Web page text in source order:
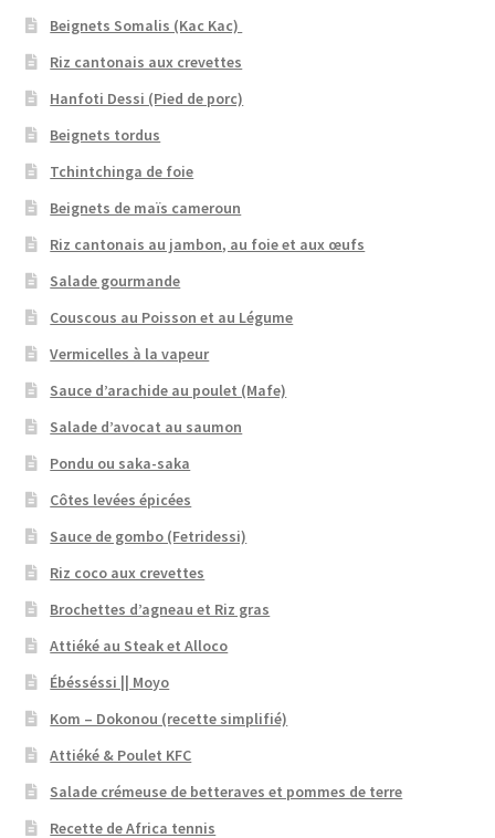
Beignets Somalis (Kac Kac)
Riz cantonais aux crevettes
Hanfoti Dessi (Pied de porc)
Beignets tordus
Tchintchinga de foie
Beignets de maïs cameroun
Riz cantonais au jambon, au foie et aux œufs
Salade gourmande
Couscous au Poisson et au Légume
Vermicelles à la vapeur
Sauce d’arachide au poulet (Mafe)
Salade d’avocat au saumon
Pondu ou saka-saka
Côtes levées épicées
Sauce de gombo (Fetridessi)
Riz coco aux crevettes
Brochettes d’agneau et Riz gras
Attiéké au Steak et Alloco
Ébésséssi || Moyo
Kom – Dokonou (recette simplifié)
Attiéké & Poulet KFC
Salade crémeuse de betteraves et pommes de terre
Recette de Africa tennis